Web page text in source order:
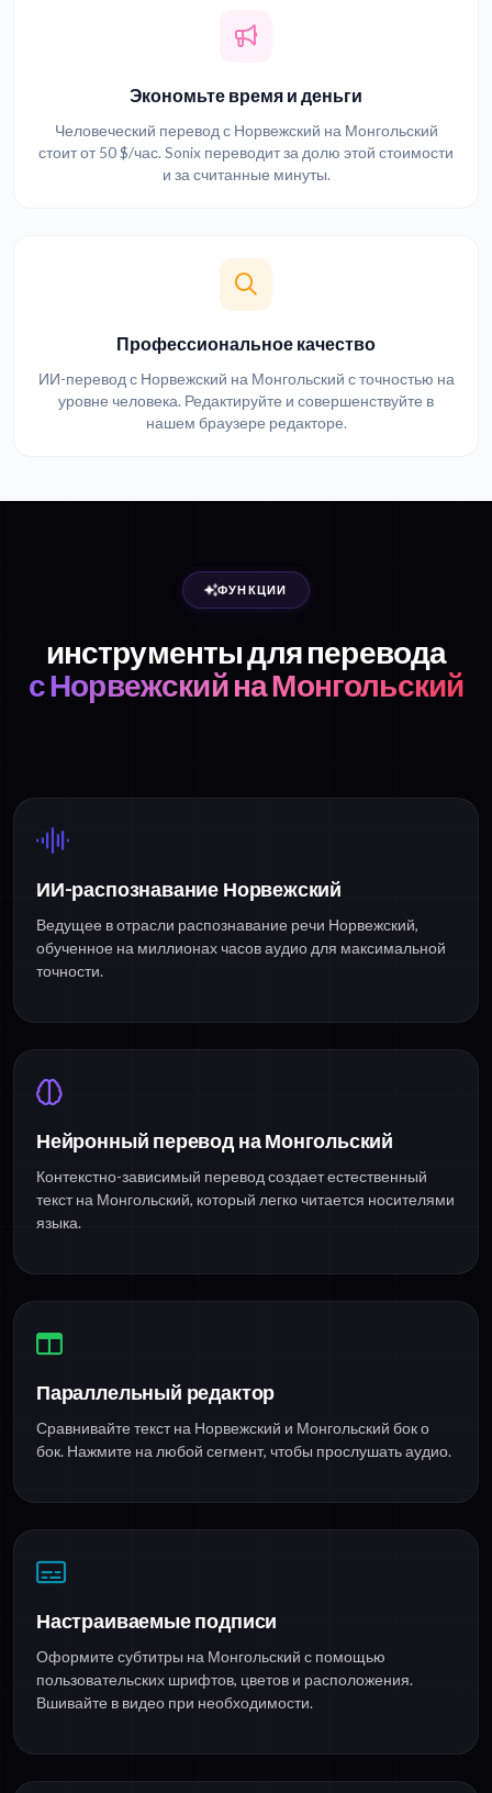
Экономьте время и деньги
Человеческий перевод с Норвежский на Монгольский
стоит от 50 $/час. Sonix переводит за долю этой стоимости
и за считанные минуты.
Профессиональное качество
ИИ-перевод с Норвежский на Монгольский с точностью на
уровне человека. Редактируйте и совершенствуйте в
нашем браузере редакторе.
ФУНКЦИИ
инструменты для перевода
с Норвежский на Монгольский
ИИ-распознавание Норвежский
Ведущее в отрасли распознавание речи Норвежский,
обученное на миллионах часов аудио для максимальной
точности.
Нейронный перевод на Монгольский
Контекстно-зависимый перевод создает естественный
текст на Монгольский, который легко читается носителями
языка.
Параллельный редактор
Сравнивайте текст на Норвежский и Монгольский бок о
бок. Нажмите на любой сегмент, чтобы прослушать аудио.
Настраиваемые подписи
Оформите субтитры на Монгольский с помощью
пользовательских шрифтов, цветов и расположения.
Вшивайте в видео при необходимости.